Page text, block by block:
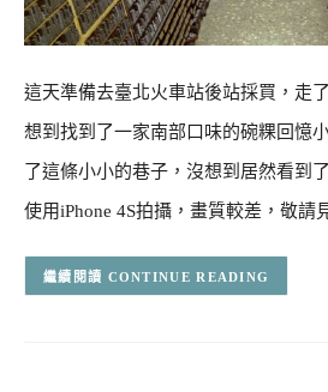
這天準備去臺北火車站後站採買，走
想到找到了一家南部口味的碗粿回憶
了這條小小的巷子，沒想到居然看到
使用iPhone 4S拍攝，畫質較差，敬請
CONTINUE READING